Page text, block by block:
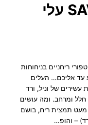
SAVON de GRASSE עלי
ריחניים בניחוחות
עד אליכם… העלים
עשירים של וניל, ורד
חלל ומרחב. ומה עושים
תמצית ריח, בושם
– והופ…